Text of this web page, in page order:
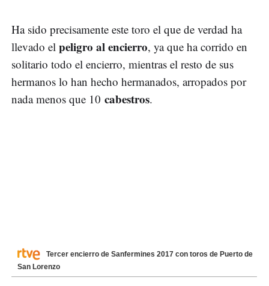
Ha sido precisamente este toro el que de verdad ha
llevado el peligro al encierro, ya que ha corrido en
solitario todo el encierro, mientras el resto de sus
hermanos lo han hecho hermanados, arropados por
nada menos que 10 cabestros.
Tercer encierro de Sanfermines 2017 con toros de Puerto de
San Lorenzo